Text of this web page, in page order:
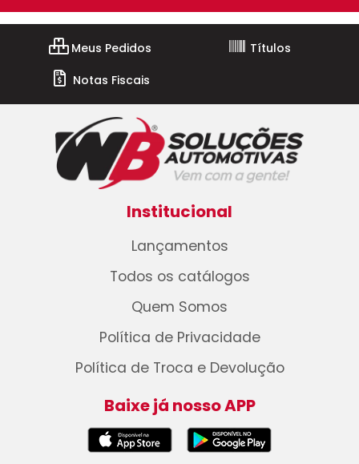
Meus Pedidos
Títulos
Notas Fiscais
Institucional
Lançamentos
Todos os catálogos
Quem Somos
Política de Privacidade
Política de Troca e Devolução
Baixe já nosso APP